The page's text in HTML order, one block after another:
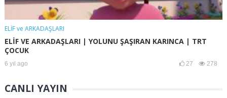
ELİF ve ARKADAŞLARI
ELİF VE ARKADAŞLARI | YOLUNU ŞAŞIRAN KARINCA | TRT
ÇOCUK
6 yıl ago 27 278
CANLI YAYIN